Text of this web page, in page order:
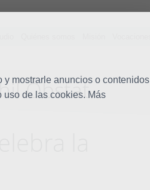
mostrarle anuncios o contenidos
uso de las cookies. Más
Obstat
la